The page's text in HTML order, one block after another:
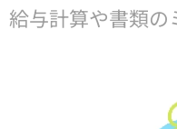
給与計算や書類の